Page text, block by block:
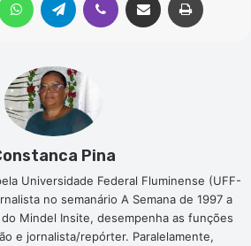
Pina
Universidade Federal Fluminense (UFF-
no semanário A Semana de 1997 a
Mindel Insite, desempenha as funções
e jornalista/repórter. Paralelamente,